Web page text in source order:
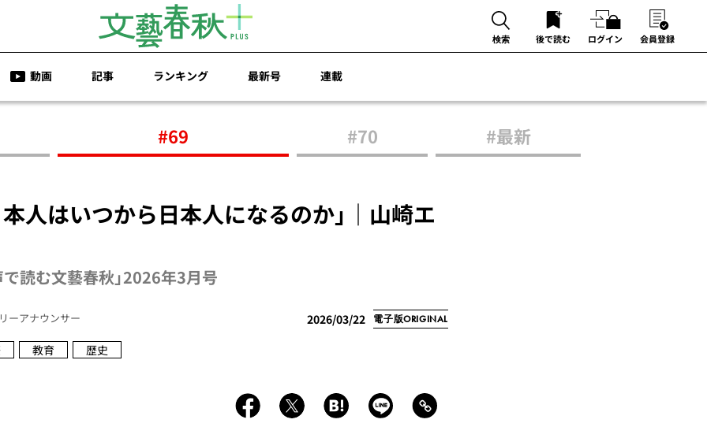
検索 後で読む ログイン 会員登録
動画 記事 ランキング 最新号 連載
#69 #70 #最新
本人はいつから日本人になるのか」｜山崎エ
で読む文藝春秋」2026年3月号
ーアナウンサー 2026/03/22 電子版ORIGINAL
教育 歴史